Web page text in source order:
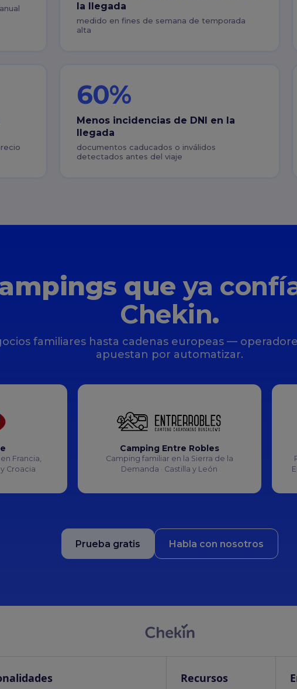
la llegada
medido en fines de semana de temporada
alta
60%
Menos incidencias de DNI en la
llegada
documentos caducados o inválidos
detectados antes del viaje
que ya
Chekin.
familiares hasta cadenas europeas —
apuestan por automatizar.
Francia,
Croacia
Camping Entre Robles
Camping familiar en la Sierra de la
Demanda · Castilla y León
Prueba gratis Habla con nosotros
Recursos